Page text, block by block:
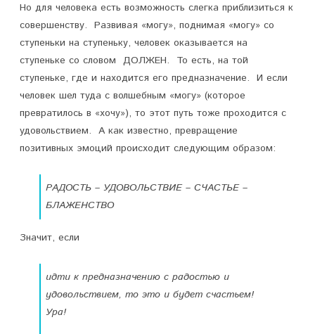
Но для человека есть возможность слегка приблизиться к
совершенству. Развивая «могу», поднимая «могу» со
ступеньки на ступеньку, человек оказывается на
ступеньке со словом ДОЛЖЕН. То есть, на той
ступеньке, где и находится его предназначение. И если
человек шел туда с волшебным «могу» (которое
превратилось в «хочу»), то этот путь тоже проходится с
удовольствием. А как известно, превращение
позитивных эмоций происходит следующим образом:
РАДОСТЬ – УДОВОЛЬСТВИЕ – СЧАСТЬЕ –
БЛАЖЕНСТВО
Значит, если
идти к предназначению с радостью и
удовольствием, то это и будет счастьем!
Ура!